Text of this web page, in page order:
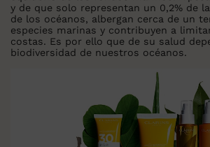
y de que solo representan un 0,2% de
de los océanos, albergan cerca de un
especies marinas y contribuyen a
costas. Es por ello que de su salud
biodiversidad de nuestros océanos.